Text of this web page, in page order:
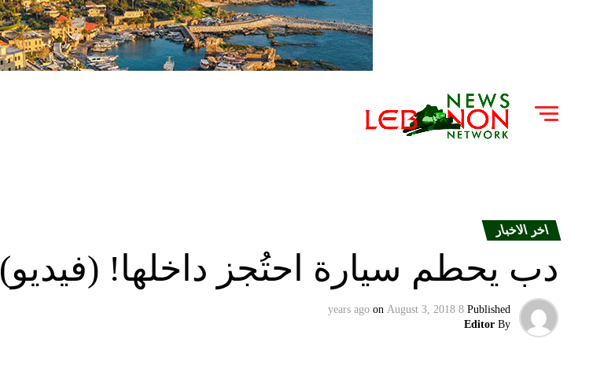
اخر الاخبار
دب يحطم سيارة احتُجز داخلها! (فيديو)
Published
8 years ago
on August 3, 2018
By
Editor